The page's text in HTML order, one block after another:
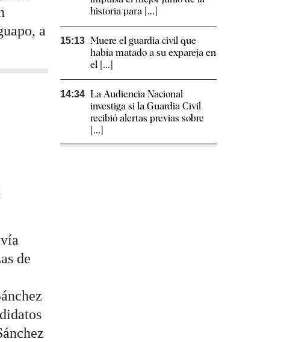
a
de
historia para [...]
15:13 Muere el guardia civil que
había matado a su expareja en
el [...]
14:34 La Audiencia Nacional
investiga si la Guardia Civil
recibió alertas previas sobre
[...]